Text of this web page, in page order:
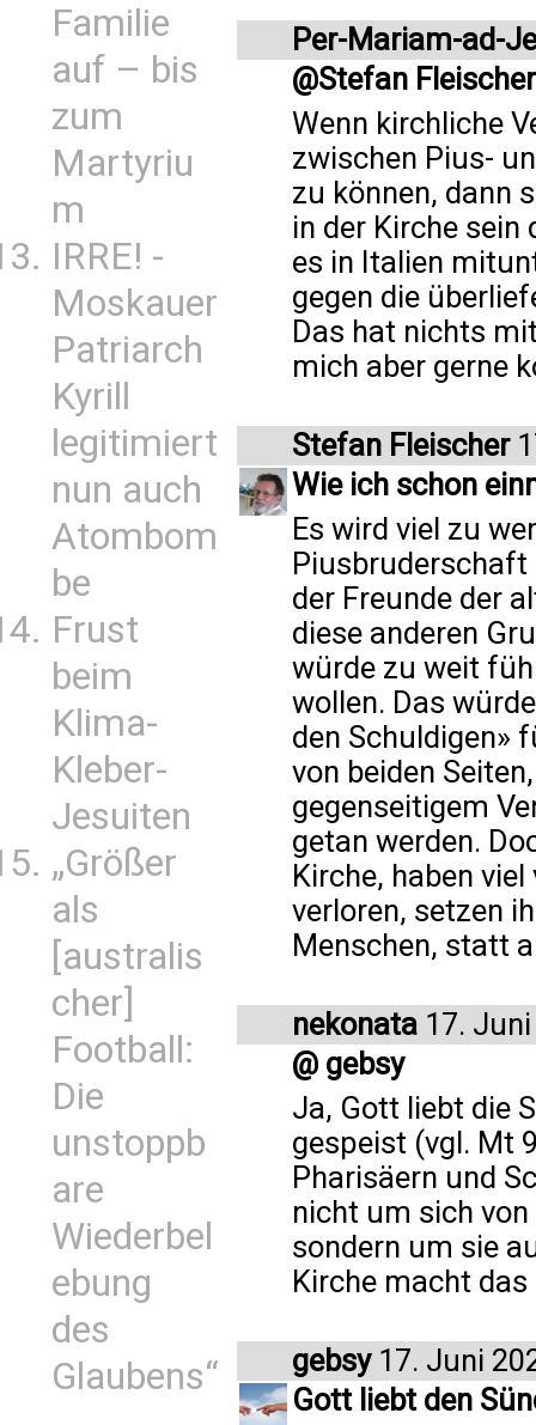
Familie
auf – bis
zum
Martyriu
m
IRRE! -
Moskauer
Patriarch
Kyrill
legitimiert
nun auch
Atombom
be
Frust
beim
Klima-
Kleber-
Jesuiten
„Größer
als
[australis
cher]
Football:
Die
unstoppb
are
Wiederbel
ebung
des
Glaubens“
Per-Mariam-ad-
@Stefan Fleischer
Wenn kirchliche
zwischen Pius-
zu können, dann
in der Kirche sein
es in Italien
gegen die
Das hat nichts
mich aber gerne
Stefan Fleischer
Wie ich schon
Es wird viel zu
Piusbruderschaft
der Freunde der
diese anderen
würde zu weit
wollen. Das
den Schuldigen»
von beiden
gegenseitigem
getan werden.
Kirche, haben
verloren, setzen
Menschen, statt
nekonata 17.
@ gebsy
Ja, Gott liebt die
gespeist (vgl. Mt
Pharisäern und
nicht um sich
sondern um sie
Kirche macht
gebsy17. Juni
Gott liebt den